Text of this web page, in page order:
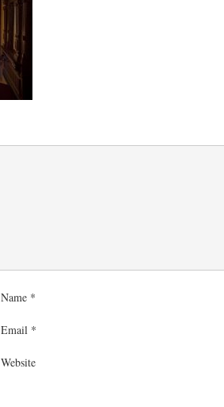
Name *
Email *
Website